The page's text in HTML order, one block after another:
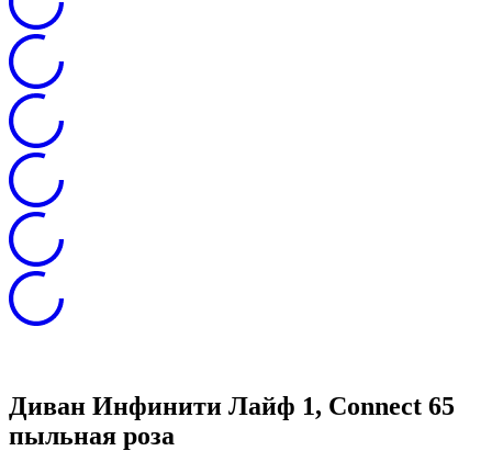
Диван Инфинити Лайф 1, Connect 65
пыльная роза